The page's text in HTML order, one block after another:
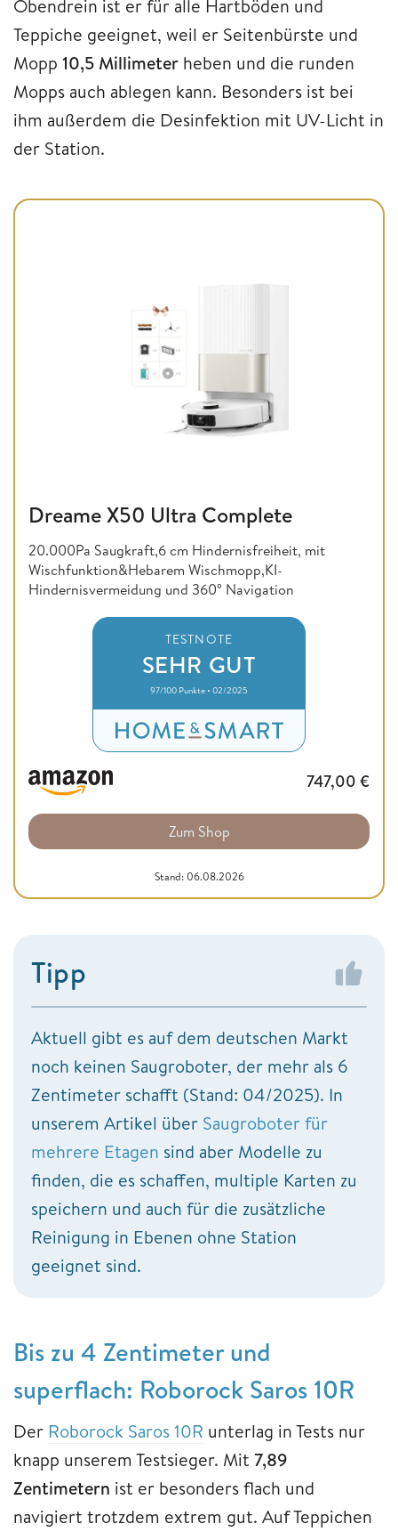
Obendrein ist er für alle Hartböden und
Teppiche geeignet, weil er Seitenbürste und
Mopp 10,5 Millimeter heben und die runden
Mopps auch ablegen kann. Besonders ist bei
ihm außerdem die Desinfektion mit UV-Licht in
der Station.
Dreame X50 Ultra Complete
20.000Pa Saugkraft,6 cm Hindernisfreiheit, mit
Wischfunktion&Hebarem Wischmopp,KI-
Hindernisvermeidung und 360° Navigation
TESTNOTE
SEHR GUT
97/100 Punkte • 02/2025
747,00 €
Zum Shop
Stand: 06.08.2026
Tipp
Aktuell gibt es auf dem deutschen Markt
noch keinen Saugroboter, der mehr als 6
Zentimeter schafft (Stand: 04/2025). In
unserem Artikel über Saugroboter für
mehrere Etagen sind aber Modelle zu
finden, die es schaffen, multiple Karten zu
speichern und auch für die zusätzliche
Reinigung in Ebenen ohne Station
geeignet sind.
Bis zu 4 Zentimeter und
superflach: Roborock Saros 10R
Der Roborock Saros 10R unterlag in Tests nur
knapp unserem Testsieger. Mit 7,89
Zentimetern ist er besonders flach und
navigiert trotzdem extrem gut. Auf Teppichen